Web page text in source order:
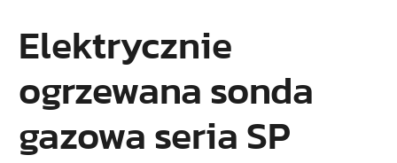
Elektrycznie
ogrzewana sonda
gazowa seria SP